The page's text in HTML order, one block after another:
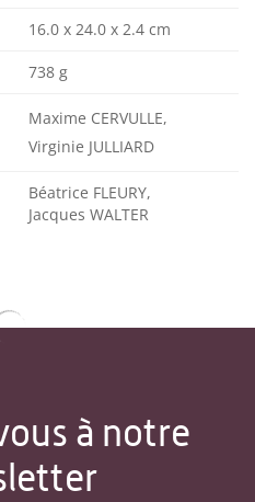
16.0 x 24.0 x 2.4 cm
738 g
Maxime CERVULLE,
Virginie JULLIARD
Béatrice FLEURY,
Jacques WALTER
à notre